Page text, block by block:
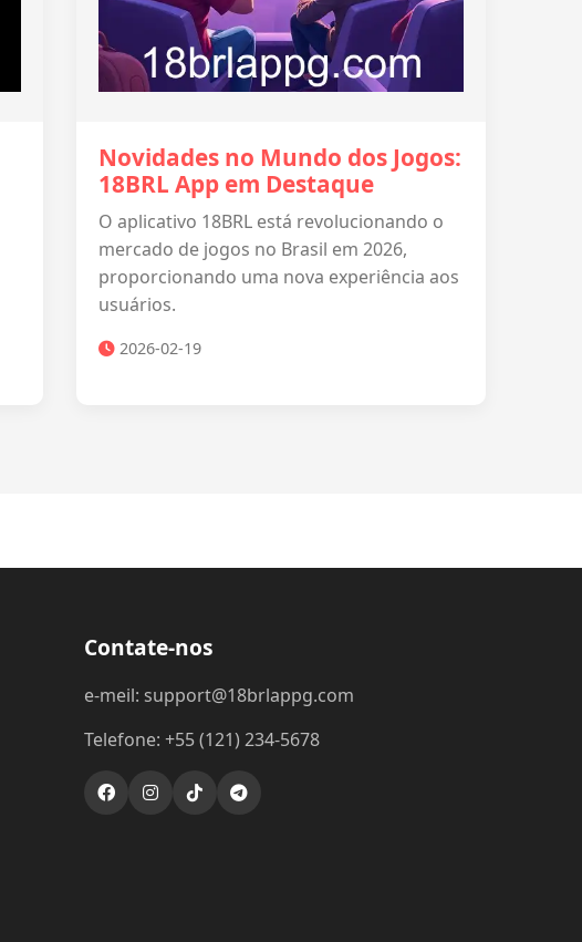
Novidades no Mundo dos Jogos:
18BRL App em Destaque
O aplicativo 18BRL está revolucionando o
mercado de jogos no Brasil em 2026,
proporcionando uma nova experiência aos
usuários.
2026-02-19
Contate-nos
e-meil: support@18brlappg.com
Telefone: +55 (121) 234-5678